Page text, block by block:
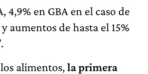
4,9% en GBA en el caso de
aumentos de hasta el 15%
alimentos,la primera